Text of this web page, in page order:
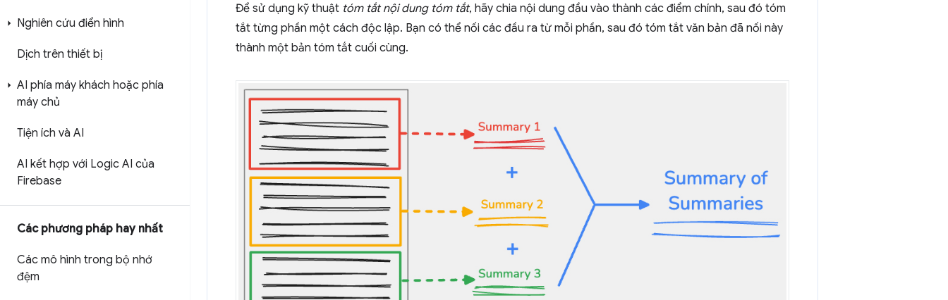
Nghiên cứu điển hình
Dịch trên thiết bị
AI phía máy khách hoặc phía
máy chủ
Tiện ích và AI
AI kết hợp với Logic AI của
Firebase
Các phương pháp hay nhất
Các mô hình trong bộ nhớ
đệm
Để sử dụng kỹ thuật tóm tắt nội dung tóm tắt, hãy chia nội dung đầu vào thành các điểm chính, sau đó tóm
tắt từng phần một cách độc lập. Bạn có thể nối các đầu ra từ mỗi phần, sau đó tóm tắt văn bản đã nối này
thành một bản tóm tắt cuối cùng.